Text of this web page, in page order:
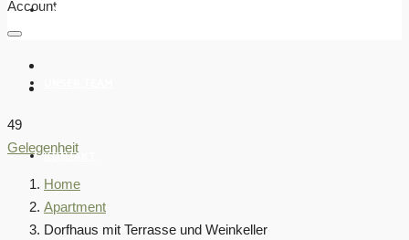
UNSERE REGION
KONTAKT
Account
49
Gelegenheit
Home
Apartment
Dorfhaus mit Terrasse und Weinkeller